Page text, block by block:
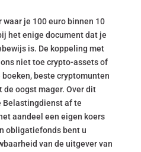
je 100 euro binnen 10
het enige document dat je
is. De koppeling met
niet toe crypto-assets of
beste cryptomunten
oogst mager. Over dit
Belastingdienst af te
aandeel een eigen koers
obligatiefonds bent u
van de uitgever van